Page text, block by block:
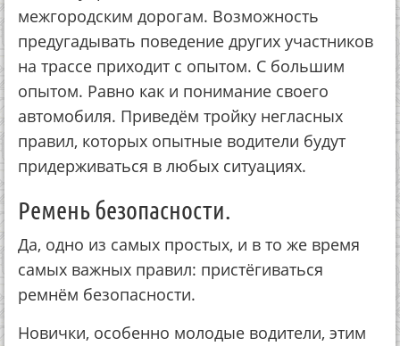
межгородским дорогам. Возможность
предугадывать поведение других участников
на трассе приходит с опытом. С большим
опытом. Равно как и понимание своего
автомобиля. Приведём тройку негласных
правил, которых опытные водители будут
придерживаться в любых ситуациях.
Ремень безопасности.
Да, одно из самых простых, и в то же время
самых важных правил: пристёгиваться
ремнём безопасности.
Новички, особенно молодые водители, этим